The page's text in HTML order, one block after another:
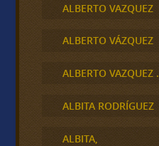
ALBERTO VAZQUEZ
ALBERTO VÁZQUEZ
ALBERTO VAZQUEZ .
ALBITA RODRÍGUEZ
ALBITA,